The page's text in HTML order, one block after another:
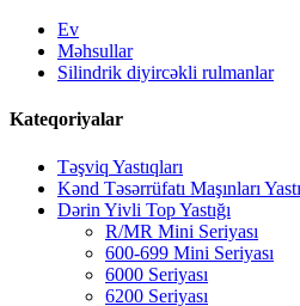
Ev
Məhsullar
Silindrik diyircəkli rulmanlar
Kateqoriyalar
Təşviq Yastıqları
Kənd Təsərrüfatı Maşınları
Dərin Yivli Top Yastığı
R/MR Mini Seriyası
600-699 Mini Seriyası
6000 Seriyası
6200 Seriyası